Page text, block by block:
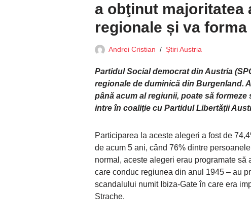
a obţinut majoritatea
regionale și va
Andrei Cristian Știri Austria
Partidul Social democrat din Austria
regionale de duminică din Burgenland.
până acum al regiunii, poate să
intre în coaliţie cu Partidul Libertăţii
Participarea la aceste alegeri a fost de
de acum 5 ani, când 76% dintre
normal, aceste alegeri erau programate
care conduc regiunea din anul 1945 – au
scandalului numit Ibiza-Gate în care era
Strache.